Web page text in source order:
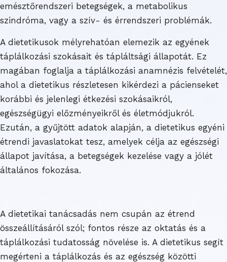
emésztőrendszeri betegségek, a metabolikus
szindróma, vagy a szív- és érrendszeri problémák.
A dietetikusok mélyrehatóan elemezik az egyének
táplálkozási szokásait és tápláltsági állapotát. Ez
magában foglalja a táplálkozási anamnézis felvételét,
ahol a dietetikus részletesen kikérdezi a pácienseket
korábbi és jelenlegi étkezési szokásaikról,
egészségügyi előzményeikről és életmódjukról.
Ezután, a gyűjtött adatok alapján, a dietetikus egyéni
étrendi javaslatokat tesz, amelyek célja az egészségi
állapot javítása, a betegségek kezelése vagy a jólét
általános fokozása.
A dietetikai tanácsadás nem csupán az étrend
összeállításáról szól; fontos része az oktatás és a
táplálkozási tudatosság növelése is. A dietetikus segít
megérteni a táplálkozás és az egészség közötti